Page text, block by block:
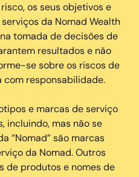
os seus objetivos e
da Nomad Wealth
tomada de decisões de
resultados e não
se sobre os riscos de
responsabilidade.
e marcas de serviço
incluindo, mas não se
“Nomad” são marcas
da Nomad. Outros
de produtos e nomes de